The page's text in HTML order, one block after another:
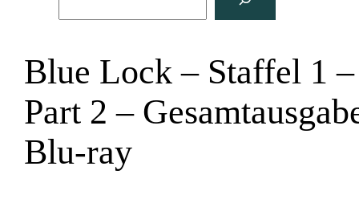
e
Blue Lock – Staffel 1 –
Part 2 –
Blu-ray